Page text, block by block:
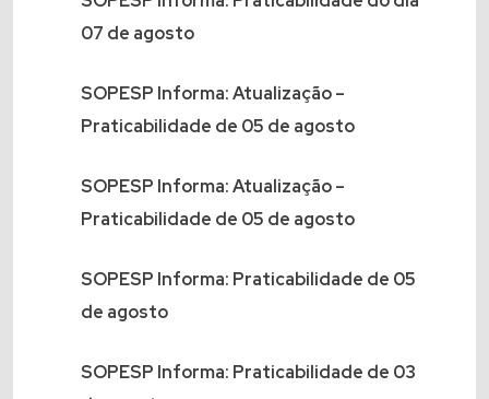
07 de agosto
SOPESP Informa: Atualização –
Praticabilidade de 05 de agosto
SOPESP Informa: Atualização –
Praticabilidade de 05 de agosto
SOPESP Informa: Praticabilidade de 05
de agosto
SOPESP Informa: Praticabilidade de 03